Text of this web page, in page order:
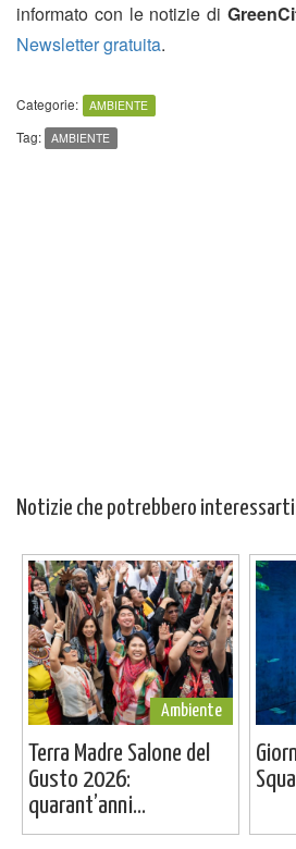
informato con le notizie di
Newsletter gratuita.
Categorie: AMBIENTE
Tag: AMBIENTE
Notizie che potrebbero
Ambiente
Terra Madre Salone del
Gusto 2026:
quarant’anni...